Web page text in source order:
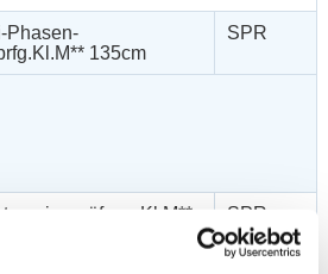
Phasen-
135cm
SPR
Kl.M**
SPR